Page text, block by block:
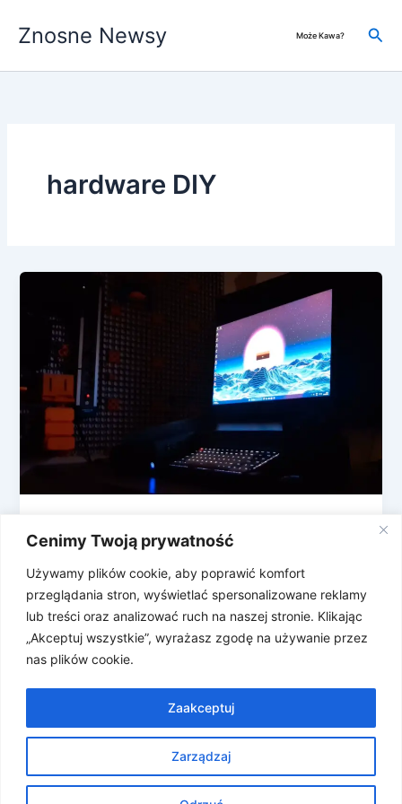
Cenimy Twoją prywatność
Używamy plików cookie, aby poprawić komfort
przeglądania stron, wyświetlać spersonalizowane reklamy
lub treści oraz analizować ruch na naszej stronie. Klikając
„Akceptuj wszystkie”, wyrażasz zgodę na używanie przez
nas plików cookie.
Zarządzaj
Zaakceptuj
Znosne Newsy Może Kawa?
hardware DIY
kuchennych i gry komputerowej
Rozmawiamy z Maciejem Srokowskim, twórcą
STRIDE 24 Laptop gamingowy obiecuje mobilność,
ale kończy podpięty do zasilacza, zewnętrznego
monitora i pełnego […]
Prawa autorskie © 2026 Znosne Newsy | Obsługiwane przez